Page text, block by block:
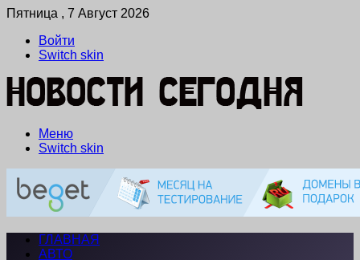
Пятница , 7 Август 2026
Войти
Switch skin
Меню
Switch skin
ГЛАВНАЯ
АВТО